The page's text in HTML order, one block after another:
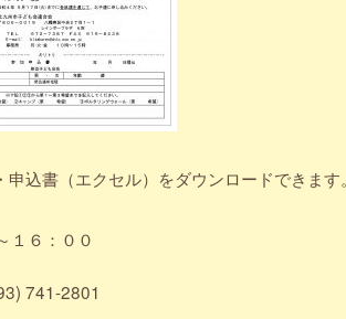
込書（エクセル）をダウンロードできます。
１６：００
741-2801